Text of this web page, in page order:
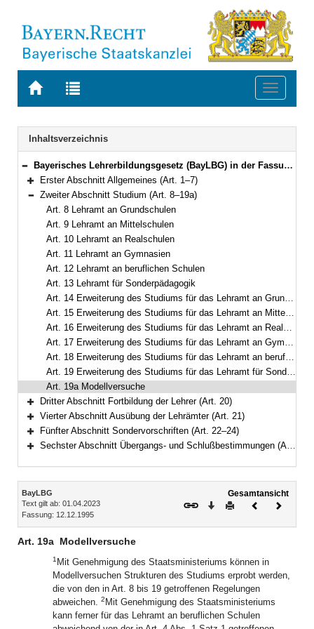
Zur
BAYERN.RECHT
Zur
letzten
Suche
Toggle
Navigation
Inhaltsverzeichnis
Bereich reduzieren
Bayerisches Lehrerbildungsgesetz (BayLBG) in der Fassung der Bekanntmachung vom 12. Dezember 1995 (GVBl. 1996 S. 16, 40) BayRS 2238-1-K (Art. 1–29)
Bereich erweitern
Erster Abschnitt Allgemeines (Art. 1–7)
Bereich reduzieren
Zweiter Abschnitt Studium (Art. 8–19a)
Art. 8 Lehramt an Grundschulen
Art. 9 Lehramt an Mittelschulen
Art. 10 Lehramt an Realschulen
Art. 11 Lehramt an Gymnasien
Art. 12 Lehramt an beruflichen Schulen
Art. 13 Lehramt für Sonderpädagogik
Art. 14 Erweiterung des Studiums für das Lehramt an Grundschulen
Art. 15 Erweiterung des Studiums für das Lehramt an Mittelschulen
Art. 16 Erweiterung des Studiums für das Lehramt an Realschulen
Art. 17 Erweiterung des Studiums für das Lehramt an Gymnasien
Art. 18 Erweiterung des Studiums für das Lehramt an beruflichen Schulen
Art. 19 Erweiterung des Studiums für das Lehramt für Sonderpädagogik
Art. 19a Modellversuche
Bereich erweitern
Dritter Abschnitt Fortbildung der Lehrer (Art. 20)
Bereich erweitern
Vierter Abschnitt Ausübung der Lehrämter (Art. 21)
Bereich erweitern
Fünfter Abschnitt Sondervorschriften (Art. 22–24)
Sechster Abschnitt Übergangs- und Schlußbestimmungen (Art. 25–29)
Inhalt
BayLBG
Text gilt ab: 01.04.2023
Fassung: 12.12.1995
Gesamtansicht
Download
DruckenVorheriges
Art. 19a Modellversuche
1 Mit Genehmigung des Staatsministeriums können in
Modellversuchen Strukturen des Studiums erprobt werden,
die von den in Art. 8 bis 19 getroffenen Regelungen
abweichen. 2 Mit Genehmigung des Staatsministeriums
kann ferner für das Lehramt an beruflichen Schulen